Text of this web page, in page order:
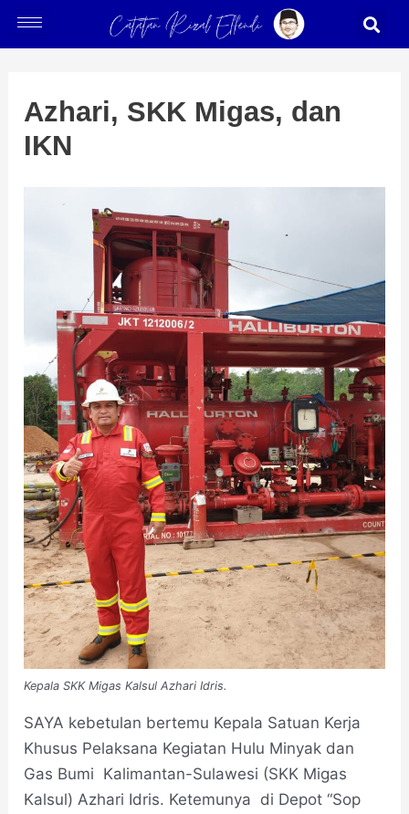
Skip
to
Azhari, SKK Migas, dan
IKN
Kepala SKK Migas Kalsul Azhari Idris.
SAYA kebetulan bertemu Kepala Satuan Kerja
Khusus Pelaksana Kegiatan Hulu Minyak dan
Gas Bumi Kalimantan-Sulawesi (SKK Migas
Kalsul) Azhari Idris. Ketemunya di Depot “Sop
Post
navigation